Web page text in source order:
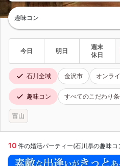
趣味コン
今日 明日
週末
休日
石川全域 金沢市 オンラ
趣味コン すべてのこだわり
富山
10 件の婚活パーティー(石川県の趣味コ